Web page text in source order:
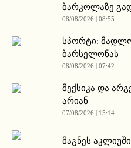
ბარკოლაზე
08/08/2026 | 08:55
სპორტი:
ბარსელონას
08/08/2026 | 07:42
მექსიკა და
არიან
07/08/2026 | 15:14
მაგნეს